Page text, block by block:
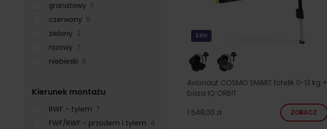
granatowy 7
czerwony 5
zielony 2
różowy 7
niebieski 5
Kierunek montażu
RWF - tyłem 7
FWF/RWF - przodem i tyłem 4
24h!
Avionaut COSMO SMART fotelik 0-13 kg +
baza IQ ORBIT
1 548,00 zł
ZOBACZ